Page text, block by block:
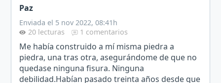
Paz
Enviada el 5 nov 2022, 08:41h
20 lecturas
1 comentarios
Me había construido a mí misma piedra a
piedra, una tras otra, asegurándome de que no
quedase ninguna fisura. Ninguna
debilidad.Habían pasado treinta años desde que